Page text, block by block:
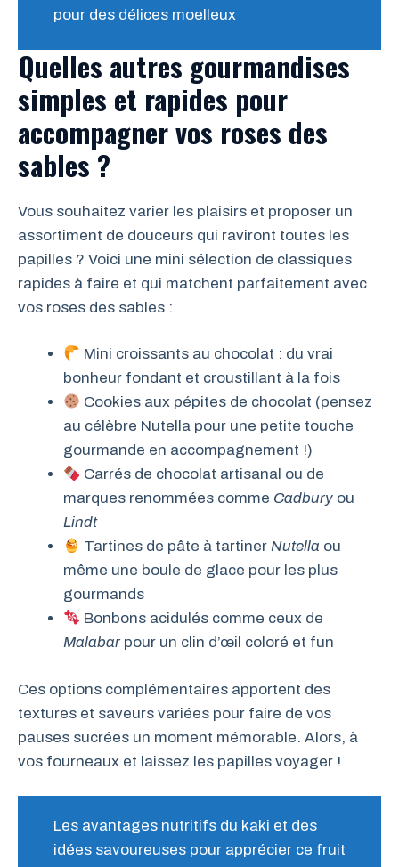
pour des délices moelleux
Quelles autres gourmandises
simples et rapides pour
accompagner vos roses des
sables ?
Vous souhaitez varier les plaisirs et proposer un
assortiment de douceurs qui raviront toutes les
papilles ? Voici une mini sélection de classiques
rapides à faire et qui matchent parfaitement avec
vos roses des sables :
Mini croissants au chocolat : du vrai
bonheur fondant et croustillant à la fois
Cookies aux pépites de chocolat (pensez
au célèbre Nutella pour une petite touche
gourmande en accompagnement !)
Carrés de chocolat artisanal ou de
marques renommées comme Cadbury ou
Lindt
Tartines de pâte à tartinerNutella ou
même une boule de glace pour les plus
gourmands
Bonbons acidulés comme ceux de
Malabarpour un clin d’œil coloré et fun
Ces options complémentaires apportent des
textures et saveurs variées pour faire de vos
pauses sucrées un moment mémorable. Alors, à
vos fourneaux et laissez les papilles voyager !
Les avantages nutritifs du kaki et des
idées savoureuses pour apprécier ce fruit